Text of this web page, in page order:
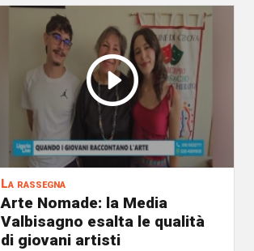
La rassegna
Arte Nomade: la Media
Valbisagno esalta le qualità
di giovani artisti